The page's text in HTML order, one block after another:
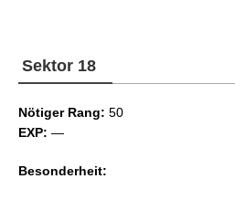
Fachkenntnis IV
Sektor 18
Nötiger Rang: 50
EXP: —
Besonderheit: